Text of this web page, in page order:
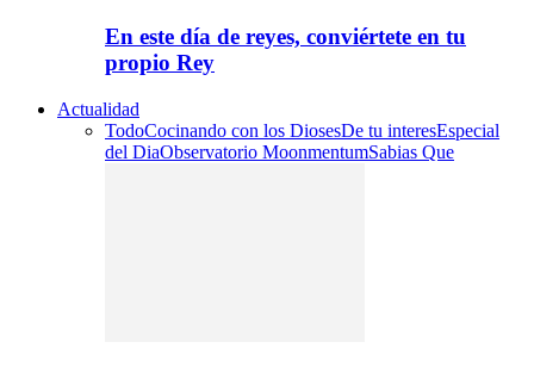
En este día de reyes, conviértete en tu
propio Rey
Actualidad
TodoCocinando con los DiosesDe tu interesEspecial
del DiaObservatorio MoonmentumSabias Que